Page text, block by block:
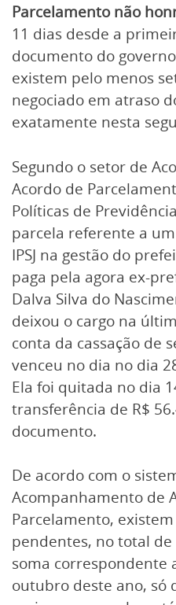
Parcelamento não
11 dias desde a
documento do
existem pelo menos
negociado em atraso
exatamente nesta
Segundo o setor de
Acordo de
Políticas de
parcela referente a
IPSJ na gestão do
paga pela agora ex-
Dalva Silva do
deixou o cargo na
conta da cassação de
venceu no dia no dia
Ela foi quitada no dia
transferência de R$
documento.
De acordo com o
Acompanhamento de
Parcelamento,
pendentes, no total de
soma correspondente
outubro deste ano, só